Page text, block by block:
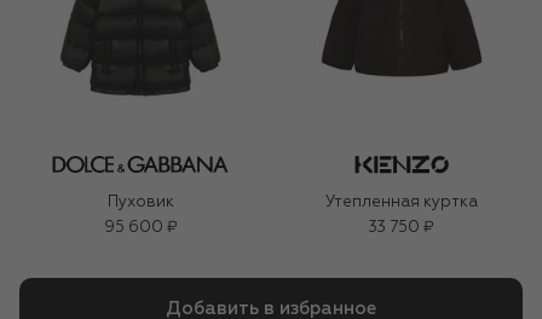
Пуховик
95 600 ₽
Утепленная куртка
33 750 ₽
Добавить в избранное